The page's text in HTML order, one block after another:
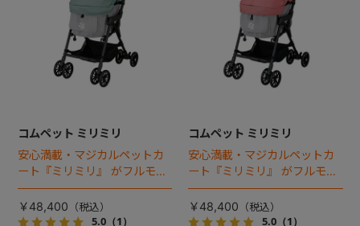
コムペット ミリミリ
安心満載・マジカルペットカ
ート『ミリミリ』 がフルモデ
ルチェンジ。 新機能「マジカ
ルフォールディング」搭載
￥48,400
5.0（1）
コムペット ミリミリ
安心満載・マジカルペットカ
ート『ミリミリ』 がフルモデ
ルチェンジ。 新機能「マジカ
ルフォールディング」搭載
￥48,400
5.0（1）